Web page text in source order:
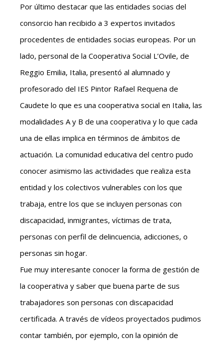
Por último destacar que las entidades socias del
consorcio han recibido a 3 expertos invitados
procedentes de entidades socias europeas. Por un
lado, personal de la Cooperativa Social L’Ovile, de
Reggio Emilia, Italia, presentó al alumnado y
profesorado del IES Pintor Rafael Requena de
Caudete lo que es una cooperativa social en Italia, las
modalidades A y B de una cooperativa y lo que cada
una de ellas implica en términos de ámbitos de
actuación. La comunidad educativa del centro pudo
conocer asimismo las actividades que realiza esta
entidad y los colectivos vulnerables con los que
trabaja, entre los que se incluyen personas con
discapacidad, inmigrantes, víctimas de trata,
personas con perfil de delincuencia, adicciones, o
personas sin hogar.
Fue muy interesante conocer la forma de gestión de
la cooperativa y saber que buena parte de sus
trabajadores son personas con discapacidad
certificada. A través de vídeos proyectados pudimos
contar también, por ejemplo, con la opinión de